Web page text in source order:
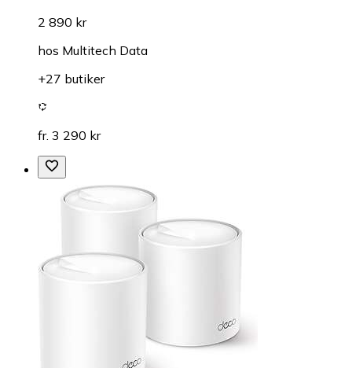
2 890 kr
hos Multitech Data
+27 butiker
fr. 3 290 kr